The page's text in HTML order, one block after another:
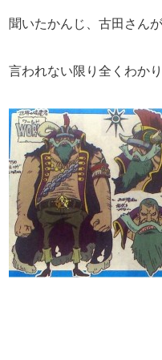
聞いたかんじ、古田さん
言われない限り全くわか